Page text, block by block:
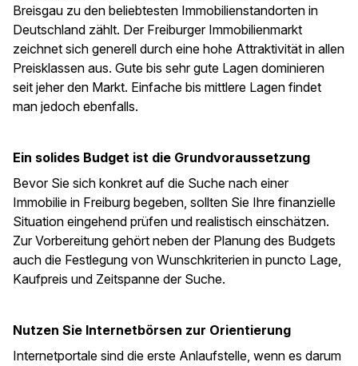
Breisgau zu den beliebtesten Immobilienstandorten in
Deutschland zählt. Der Freiburger Immobilienmarkt
zeichnet sich generell durch eine hohe Attraktivität in allen
Preisklassen aus. Gute bis sehr gute Lagen dominieren
seit jeher den Markt. Einfache bis mittlere Lagen findet
man jedoch ebenfalls.
Ein solides Budget ist die Grundvoraussetzung
Bevor Sie sich konkret auf die Suche nach einer
Immobilie in Freiburg begeben, sollten Sie Ihre finanzielle
Situation eingehend prüfen und realistisch einschätzen.
Zur Vorbereitung gehört neben der Planung des Budgets
auch die Festlegung von Wunschkriterien in puncto Lage,
Kaufpreis und Zeitspanne der Suche.
Nutzen Sie Internetbörsen zur Orientierung
Internetportale sind die erste Anlaufstelle, wenn es darum